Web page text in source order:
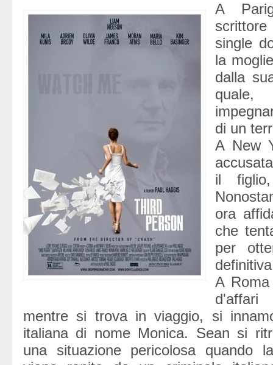
A
single
la
dalla
quale,
di un
A New
il
ora
che
per
A
d'affari
mentre si trova in viaggio, si
italiana di nome Monica. Sean si
una situazione pericolosa quando